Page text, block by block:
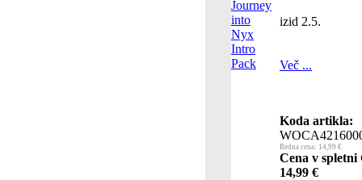
izid 2.5.
Več ...
Koda artikla:
Redna cena: 14,99 €
Cena v
14,99 €